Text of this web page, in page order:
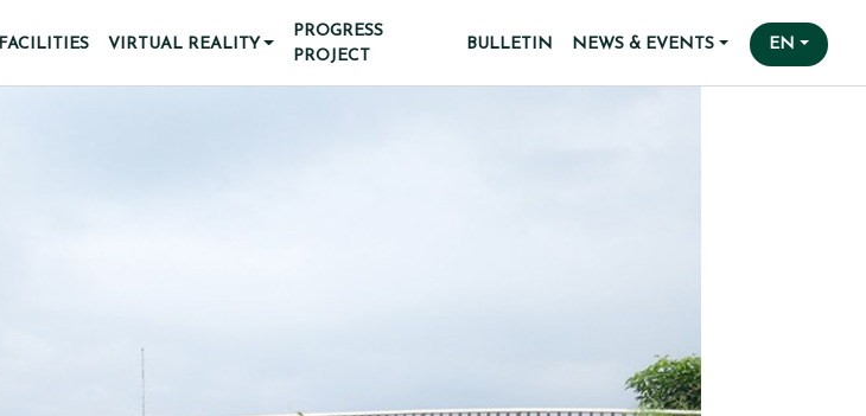
FACILITIES VIRTUAL REALITY
PROGRESS
PROJECT
BULLETIN NEWS & EVENTS EN